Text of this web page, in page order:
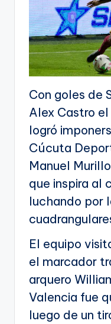
Con goles de
Alex Castro
logró
Cúcuta
Manuel
que inspira al
luchando por
El equipo
el marcador
arquero
Valencia fue
luego de un